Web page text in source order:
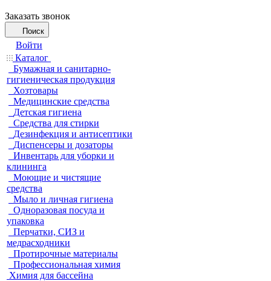
Заказать звонок
Поиск
Войти
Каталог
Бумажная и санитарно-
гигиеническая продукция
Хозтовары
Медицинские средства
Детская гигиена
Средства для стирки
Дезинфекция и антисептики
Диспенсеры и дозаторы
Инвентарь для уборки и
клининга
Моющие и чистящие
средства
Мыло и личная гигиена
Одноразовая посуда и
упаковка
Перчатки, СИЗ и
медрасходники
Протирочные материалы
Профессиональная химия
Химия для бассейна